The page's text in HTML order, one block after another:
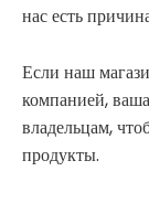
нас есть
Если наш
компанией,
владельцам,
продукты.